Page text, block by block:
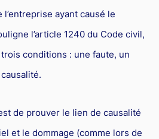
l’entreprise ayant causé le
l’article 1240 du Code civil,
conditions : une faute, un
de prouver le lien de causalité
et le dommage (comme lors de